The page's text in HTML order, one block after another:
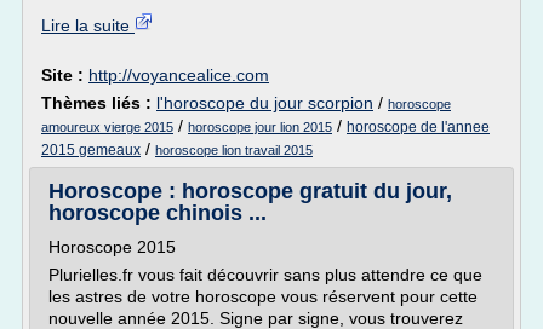
Lire la suite
Site : http://voyancealice.com
Thèmes liés : l'horoscope du jour scorpion / horoscope
amoureux vierge 2015 / horoscope jour lion 2015 / horoscope de l'annee
2015 gemeaux / horoscope lion travail 2015
Horoscope : horoscope gratuit du jour,
horoscope chinois ...
Horoscope 2015
Plurielles.fr vous fait découvrir sans plus attendre ce que
les astres de votre horoscope vous réservent pour cette
nouvelle année 2015. Signe par signe, vous trouverez